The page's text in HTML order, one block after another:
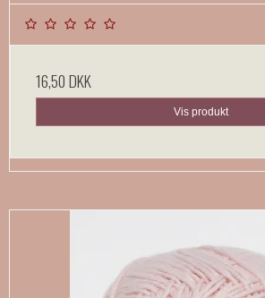
16,50 DKK
Vis produkt